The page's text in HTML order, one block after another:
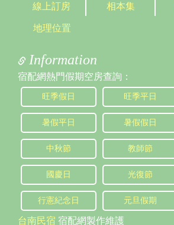
線上訂房 相本集
地理位置
Information
宿配網熱門假期空房查詢：
旺季假日 旺季平日
暑假平日 暑假假日
中秋節 教師節
國慶日 光復節
行憲紀念日 元旦假期
台南民宿 宿配網製作維護